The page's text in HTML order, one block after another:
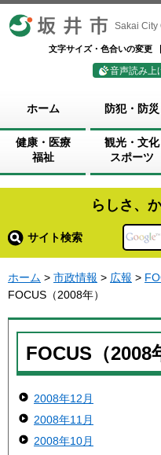
坂井市 Sakai City
文字サイズ・色合いの変更
音声読み上
ホーム 防犯・防災
健康・医療
福祉
観光・文化
スポーツ
らしさ、
サイト検索
ホーム > 市政情報 > 広報 >
FOCUS（2008年）
FOCUS（2008
2008年12月
2008年11月
2008年10月